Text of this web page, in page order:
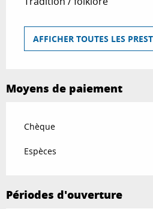
AFFICHER TOUTES LES
Moyens de paiement
Chèque
Espèces
Périodes d'ouverture